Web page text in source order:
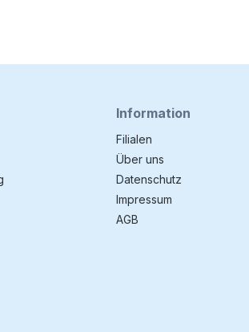
Information
Filialen
Über uns
Datenschutz
Impressum
AGB